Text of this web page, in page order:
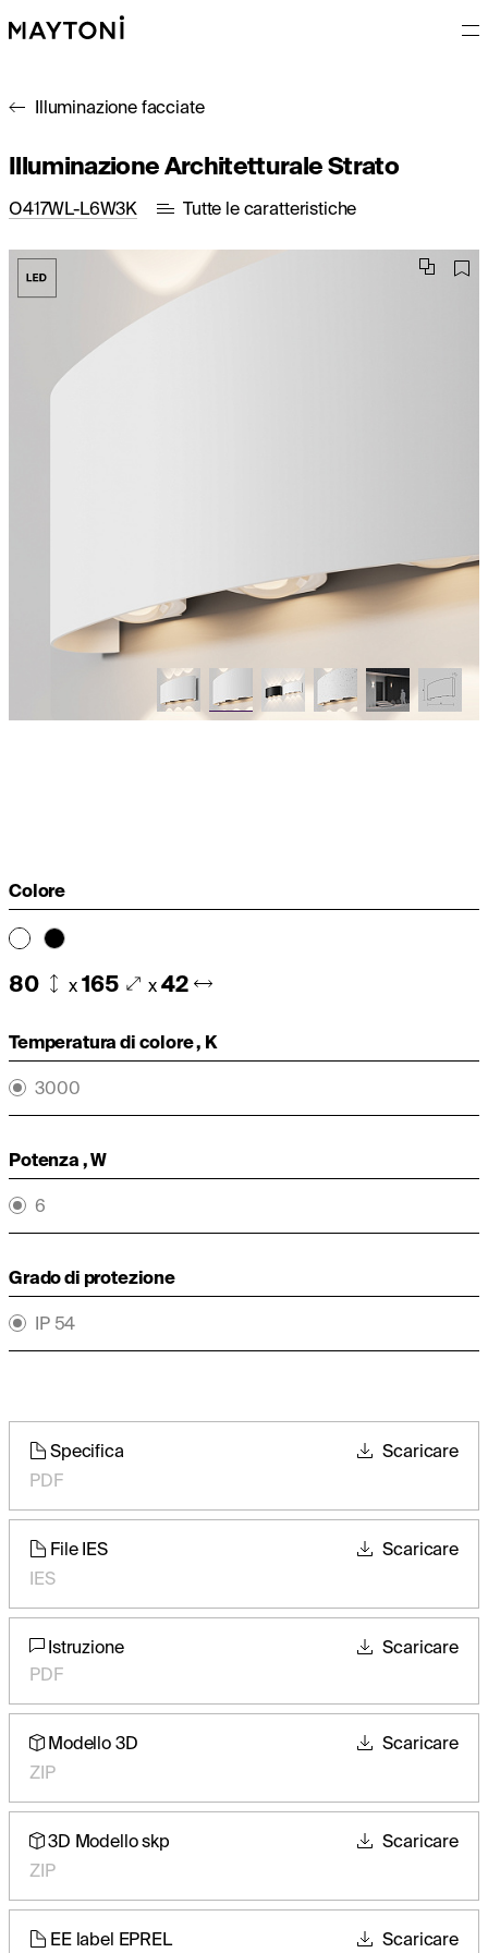
Illuminazione facciate
Illuminazione Architetturale Strato
O417WL-L6W3K Tutte le caratteristiche
Colore
80 x165 x 42
Temperatura di colore , K
3000
Potenza , W
6
Grado di protezione
IP 54
Specifica
PDF
Scaricare
File IES
IES
Scaricare
Istruzione
PDF
Scaricare
Modello 3D
ZIP
Scaricare
3D Modello skp
ZIP
Scaricare
EE label EPREL Scaricare